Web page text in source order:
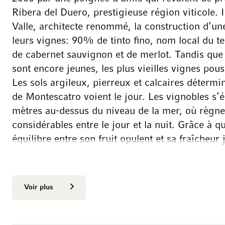
Ribera del Duero, prestigieuse région viticole.
Valle, architecte renommé, la construction
leurs vignes: 90% de tinto fino, nom local du
de cabernet sauvignon et de merlot. Tandis
sont encore jeunes, les plus vieilles vignes
Les sols argileux, pierreux et calcaires
de Montescatro voient le jour. Les vignobles
mètres au-dessus du niveau de la mer, où
considérables entre le jour et la nuit. Grâce à
équilibre entre son fruit opulent et sa fraîcheur
Un nouveau départ assure l’essor
Voir plus